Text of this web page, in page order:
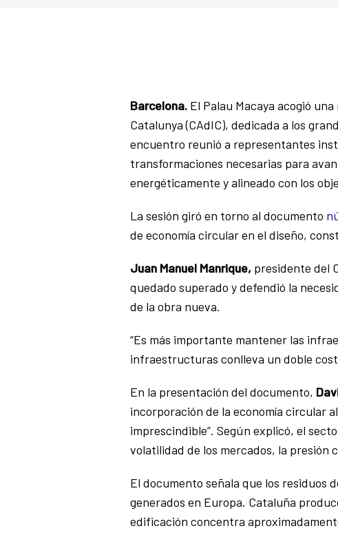
Barcelona. El Palau Macaya acogió
Catalunya (CAdIC), dedicada a los
encuentro reunió a representantes
transformaciones necesarias para
energéticamente y alineado con los
La sesión giró en torno al documento
de economía circular en el diseño,
Juan Manuel Manrique, presidente del
quedado superado y defendió la
de la obra nueva.
“Es más importante mantener las
infraestructuras conlleva un doble
En la presentación del documento,
incorporación de la economía circular
imprescindible”. Según explicó, el
volatilidad de los mercados, la presión
El documento señala que los residuos
generados en Europa. Cataluña
edificación concentra